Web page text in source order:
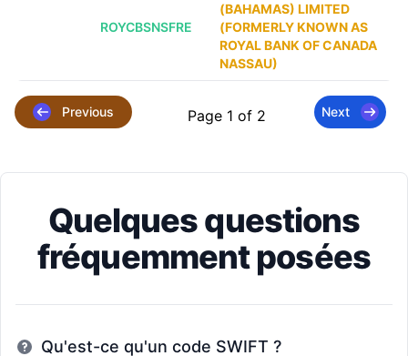
ROYCBSNSFRE
(BAHAMAS) LIMITED
(FORMERLY KNOWN AS
ROYAL BANK OF CANADA
NASSAU)
Previous Page 1 of 2 Next
Quelques questions
fréquemment posées
Qu'est-ce qu'un code SWIFT ?